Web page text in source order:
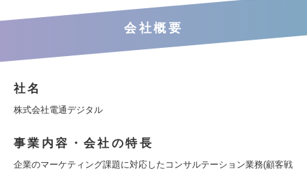
会社概要
社名
株式会社電通デジタル
事業内容・会社の特長
企業のマーケティング課題に対応したコンサルテーション業務(顧客戦